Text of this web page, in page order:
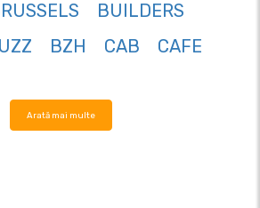
BUILDERS
BZH CAB
CAFE
Arată mai multe